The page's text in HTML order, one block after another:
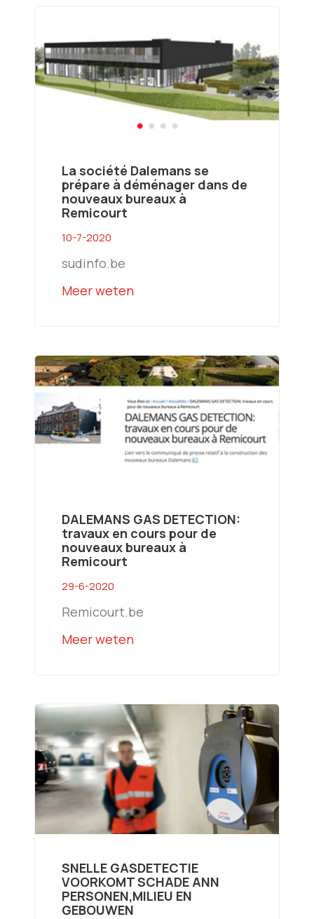
La société Dalemans se
prépare à déménager dans de
nouveaux bureaux à
Remicourt
10-7-2020
sudinfo.be
Meer weten
DALEMANS GAS DETECTION:
travaux en cours pour de
nouveaux bureaux à
Remicourt
29-6-2020
Remicourt.be
Meer weten
SNELLE GASDETECTIE
VOORKOMT SCHADE ANN
PERSONEN,MILIEU EN
GEBOUWEN